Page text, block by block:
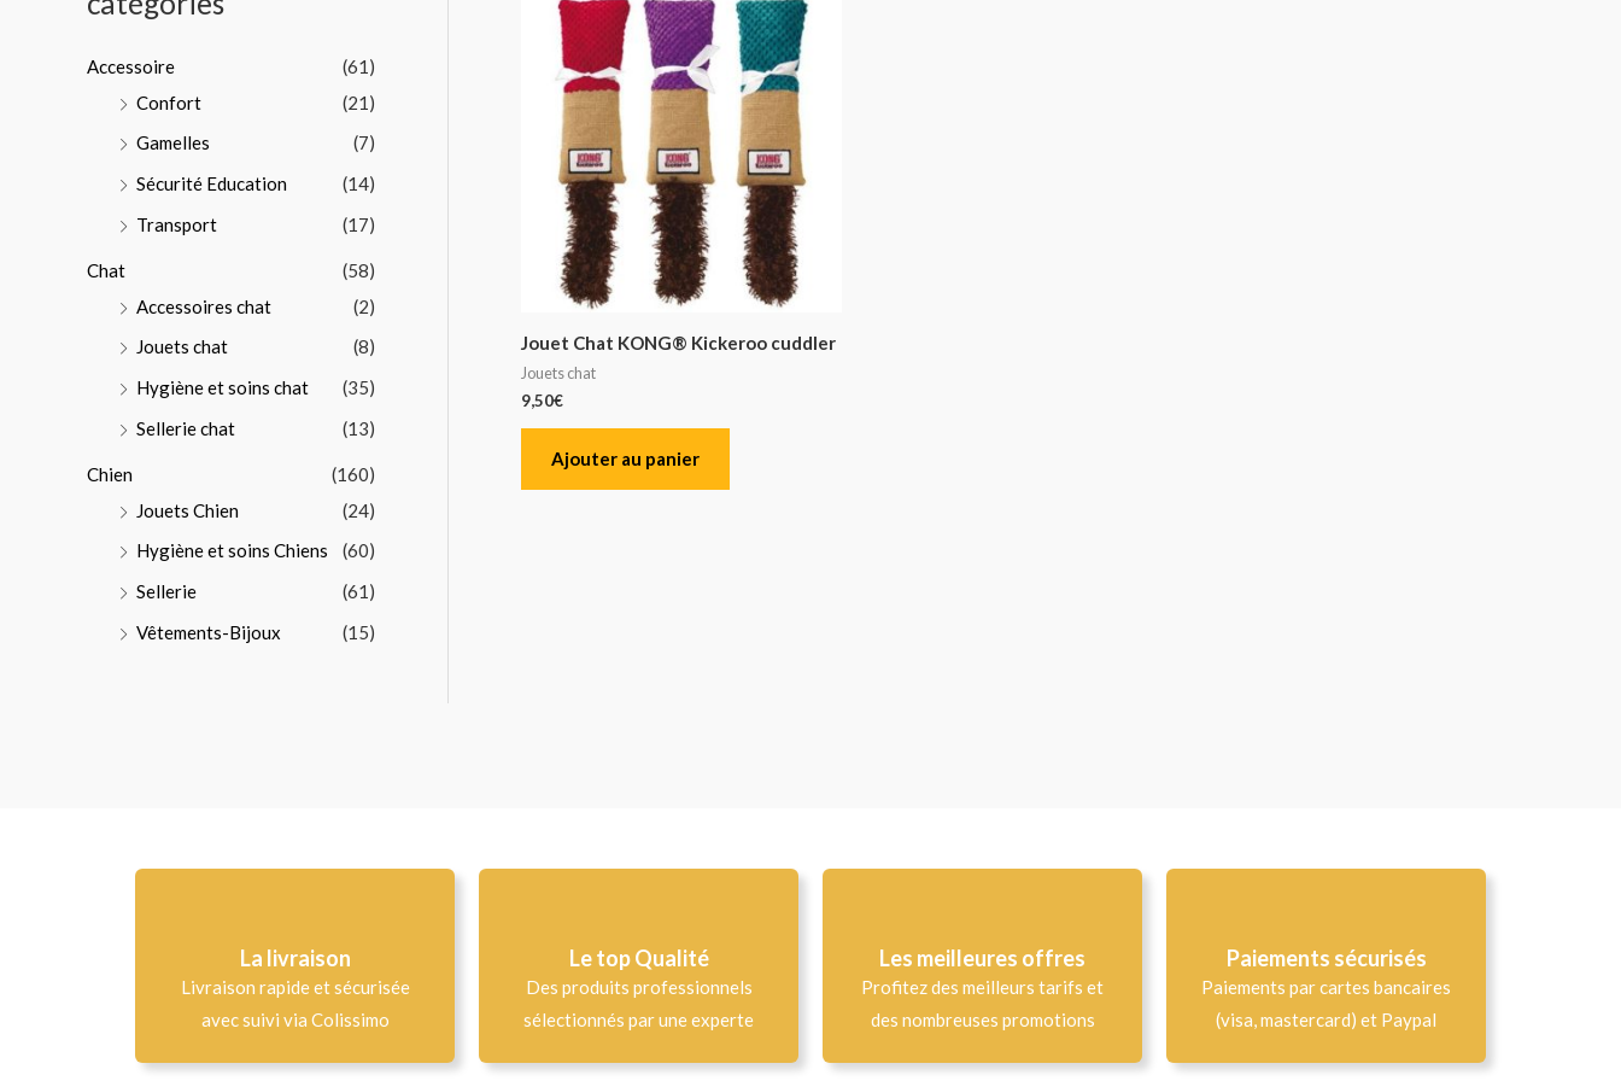
u
Accessoire
(61)
Confort
(21)
Gamelles
(7)
Sécurité Education
(14)
Transport
(17)
Chat
(58)
Accessoires chat
(2)
Jouets chat
(8)
Hygiène et soins chat
(35)
Sellerie chat
(13)
Chien
(160)
Jouets Chien
(24)
Hygiène et soins Chiens
(60)
Sellerie
(61)
Vêtements-Bijoux
(15)
Jouet Chat KONG® Kickeroo cuddler
Jouets chat
9,50€
Ajouter au panier
La livraison
Livraison rapide et sécurisée
avec suivi via Colissimo
Le top Qualité​
Des produits professionnels
sélectionnés par une experte
Les meilleures offres
Profitez des meilleurs tarifs et
des nombreuses promotions
Paiements sécurisés
Paiements par cartes bancaires
(visa, mastercard) et Paypal